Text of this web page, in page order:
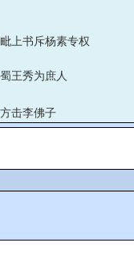
上书斥杨素专权
王秀为庶人
击李佛子